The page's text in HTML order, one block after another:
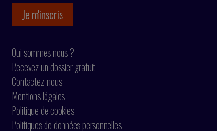
Qui sommes nous ?
Recevez un dossier gratuit
Contactez-nous
Mentions légales
Politique de cookies
Politiques de données personnelles